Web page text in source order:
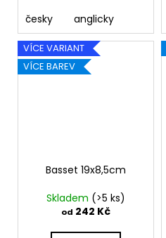
česky anglicky
VÍCE VARIANT
VÍCE BAREV
Basset 19x8,5cm
Skladem (>5 ks)
od 242 Kč